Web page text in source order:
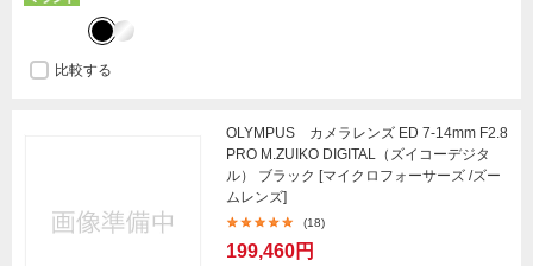
比較する
OLYMPUS カメラレンズ ED 7-14mm F2.8
PRO M.ZUIKO DIGITAL（ズイコーデジタ
ル） ブラック [マイクロフォーサーズ /ズー
ムレンズ]
(18)
199,460円